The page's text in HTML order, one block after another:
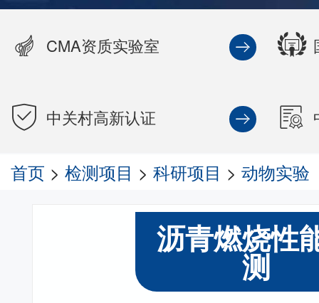
CMA资质实验室
中关村高新认证
首页 > 检测项目 > 科研项目 > 动物实验
沥青燃烧性
测